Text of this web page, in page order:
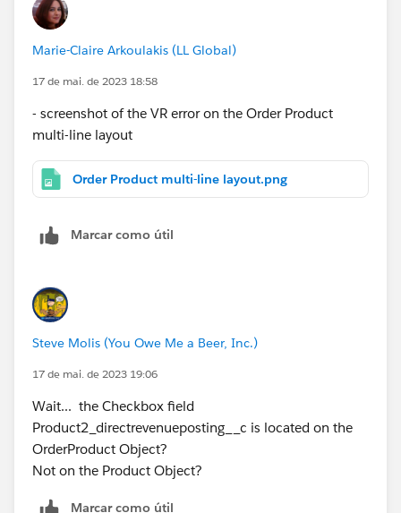
Marie-Claire Arkoulakis (LL Global)
17 de mai. de 2023 18:58
- screenshot of the VR error on the Order Product
multi-line layout
Order Product multi-line layout.png
Marcar como útil
Steve Molis (You Owe Me a Beer, Inc.)
17 de mai. de 2023 19:06
Wait... the Checkbox field
Product2_directrevenueposting__c is located on the
OrderProduct Object?
Not on the Product Object?
Marcar como útil